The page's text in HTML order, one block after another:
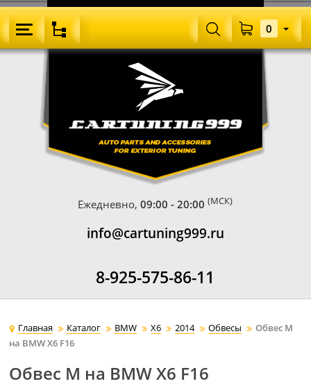
Ежедневно,09:00 - 20:00 (МСК)
info@cartuning999.ru
8-925-575-86-11
0
Главная Каталог BMW X6 2014 Обвесы
Обвес M
на BMW X6 F16
Обвес M на BMW X6 F16